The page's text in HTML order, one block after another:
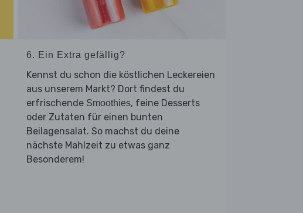
6. Ein Extra gefällig?
Kennst du schon die köstlichen Leckereien
aus unserem Markt? Dort findest du
erfrischende Smoothies, feine Desserts
oder Zutaten für einen bunten
Beilagensalat. So machst du deine
nächste Mahlzeit zu etwas ganz
Besonderem!